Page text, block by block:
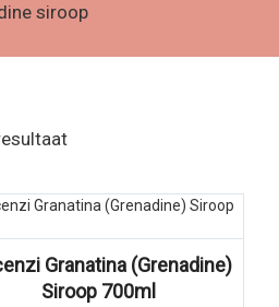
siroop
Granatina (Grenadine)
Siroop 700ml